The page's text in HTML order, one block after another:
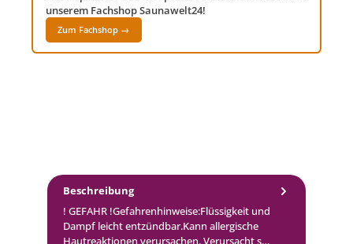
unserem Fachshop Saunawelt24!
Zum Fachshop →
Beschreibung
! GEFAHR !Gefahrenhinweise:Flüssigkeit und
Dampf leicht entzündbar.Kann allergische
Hautreaktionen verursachen. Verursacht s…